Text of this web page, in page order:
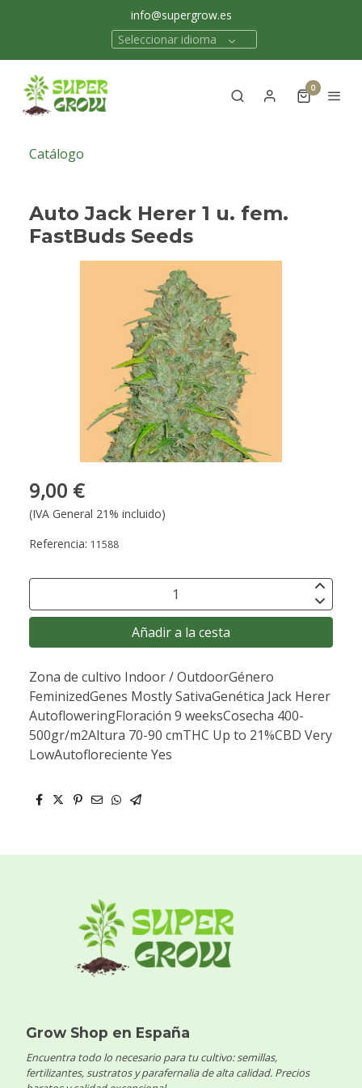
info@supergrow.es
Seleccionar idioma
0
Catálogo
Auto Jack Herer 1 u. fem.
FastBuds Seeds
9,00 €
(IVA General 21% incluido)
Referencia: 11588
Añadir a la cesta
Zona de cultivo Indoor / OutdoorGénero
FeminizedGenes Mostly SativaGenética Jack Herer
AutofloweringFloración 9 weeksCosecha 400-
500gr/m2Altura 70-90 cmTHC Up to 21%CBD Very
LowAutofloreciente Yes
Grow Shop en España
Encuentra todo lo necesario para tu cultivo: semillas,
fertilizantes, sustratos y parafernalia de alta calidad. Precios